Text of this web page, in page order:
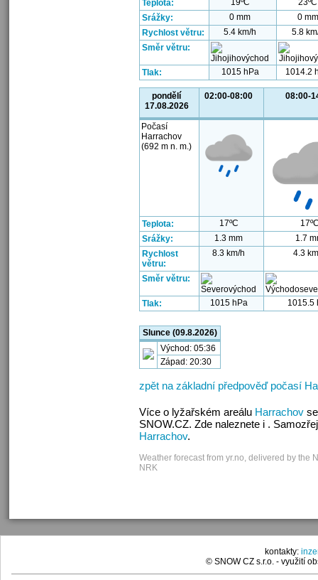
Teplota: 19ºC
23ºC
Srážky:
0 mm
0 mm
Rychlost větru:
5.4 km/h
5.8
Směr větru:
Tlak: 1015 hPa 1014.2
pondělí
17.08.2026
02:00-08:00 08:00-
Počasí
Harrachov
(692 m n. m.)
Teplota: 17ºC
Srážky:
1.3 mm
1.7
Rychlost
větru:
8.3 km/h 4.3
Směr větru:
Tlak: 1015 hPa 1015.5
Slunce (09.8.2026)
Východ: 05:36
Západ: 20:30
zpět na základní předpověď počasí
Více o lyžařském areálu Harrachov
SNOW.CZ. Zde naleznete i .
Harrachov.
Weather forecast from yr.no, delivered by the
NRK
kontakty:
© SNOW CZ s.r.o. - využití